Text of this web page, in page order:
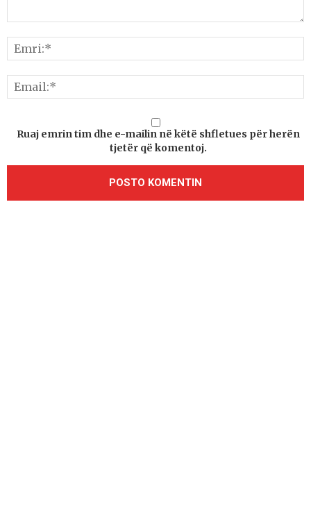
Ruaj emrin tim dhe e-mailin në këtë shfletues për herën
tjetër që komentoj.